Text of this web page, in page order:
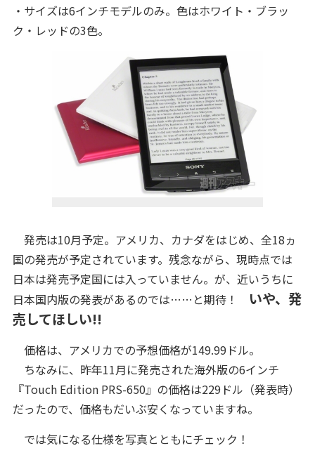
・サイズは6インチモデルのみ。色はホワイト・ブラッ
ク・レッドの3色。
発売は10月予定。アメリカ、カナダをはじめ、全18ヵ
国の発売が予定されています。残念ながら、現時点では
日本は発売予定国には入っていません。が、近いうちに
日本国内版の発表があるのでは……と期待！ いや、発
売してほしい!!
価格は、アメリカでの予想価格が149.99ドル。
ちなみに、昨年11月に発売された海外版の6インチ
『Touch Edition PRS-650』の価格は229ドル（発表時）
だったので、価格もだいぶ安くなっていますね。
では気になる仕様を写真とともにチェック！